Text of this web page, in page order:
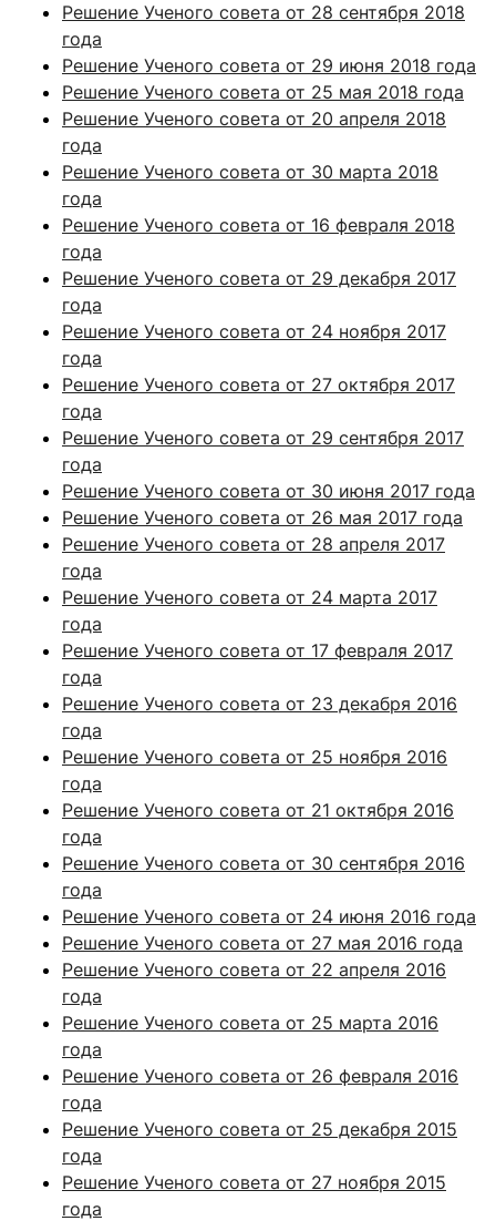
Решение Ученого совета от 28 сентября 2018
года
Решение Ученого совета от 29 июня 2018 года
Решение Ученого совета от 25 мая 2018 года
Решение Ученого совета от 20 апреля 2018
года
Решение Ученого совета от 30 марта 2018
года
Решение Ученого совета от 16 февраля 2018
года
Решение Ученого совета от 29 декабря 2017
года
Решение Ученого совета от 24 ноября 2017
года
Решение Ученого совета от 27 октября 2017
года
Решение Ученого совета от 29 сентября 2017
года
Решение Ученого совета от 30 июня 2017 года
Решение Ученого совета от 26 мая 2017 года
Решение Ученого совета от 28 апреля 2017
года
Решение Ученого совета от 24 марта 2017
года
Решение Ученого совета от 17 февраля 2017
года
Решение Ученого совета от 23 декабря 2016
года
Решение Ученого совета от 25 ноября 2016
года
Решение Ученого совета от 21 октября 2016
года
Решение Ученого совета от 30 сентября 2016
года
Решение Ученого совета от 24 июня 2016 года
Решение Ученого совета от 27 мая 2016 года
Решение Ученого совета от 22 апреля 2016
года
Решение Ученого совета от 25 марта 2016
года
Решение Ученого совета от 26 февраля 2016
года
Решение Ученого совета от 25 декабря 2015
года
Решение Ученого совета от 27 ноября 2015
года